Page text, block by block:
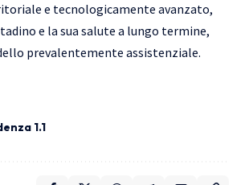
e tecnologicamente avanzato,
e la sua salute a lungo termine,
prevalentemente assistenziale.
1.1